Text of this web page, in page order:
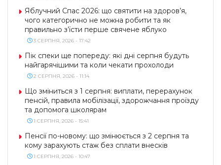
Яблучний Спас 2026: що святити на здоров’я,
чого категорично не можна робити та як
правильно з’їсти перше свячене яблуко
3 СЕРПНЯ, 2026 - 17:42
Пік спеки ще попереду: які дні серпня будуть
найгарячішими та коли чекати прохолоди
2 СЕРПНЯ, 2026 - 11:14
Що зміниться з 1 серпня: виплати, перерахунок
пенсій, правила мобілізації, здорожчання проїзду
та допомога школярам
1 СЕРПНЯ, 2026 - 15:41
Пенсії по-новому: що змінюється з 2 серпня та
кому зарахують стаж без сплати внесків
1 СЕРПНЯ, 2026 - 10:47